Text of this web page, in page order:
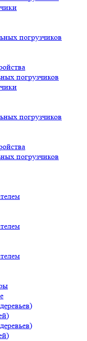
погрузчиков
погрузчиков
погрузчиков
погрузчиков